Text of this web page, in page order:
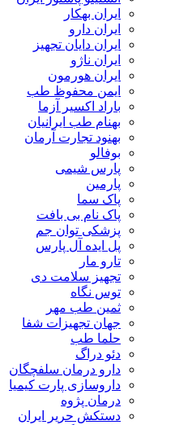
ایران بهکار
ایران دارو
ایران دایان تجهیز
ایران ناژو
ایران هورمون
ایمن محفوظ طب
باراد اکسیر آزما
بهنام طب ایرانیان
بهنود تجارت آرمان
بوفالو
پارس شیمی
پارمین
پاک سما
پاک نام بی بافت
پزشکی توان جم
پل ایده آل پارس
تارو مار
تجهیز سلامت دی
توس نگاه
ثمین طب مهر
جهان تجهیزات شفا
حلما طب
دئو دراگ
دارو درمان سلفچگان
داروسازی پارت کیمیا
درمان پژوه
دستکش حریر ایران